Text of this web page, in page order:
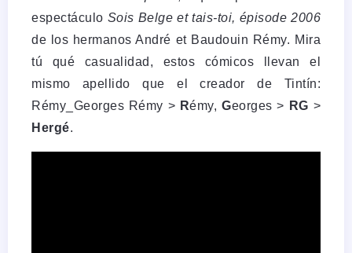
espectáculo Sois Belge et tais-toi, épisode 2006
de los hermanos André et Baudouin Rémy. Mira
tú qué casualidad, estos cómicos llevan el
mismo apellido que el creador de Tintín:
Rémy_Georges Rémy > Rémy,Georges > RG >
Hergé.